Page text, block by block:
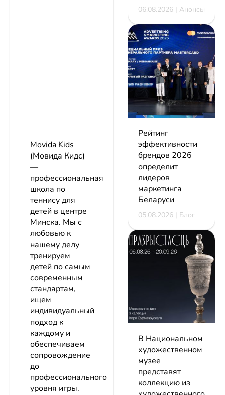
Movida Kids
(Мовида Кидс)
—
профессиональная
школа по
теннису для
детей в центре
Минска. Мы с
любовью к
нашему делу
тренируем
детей по самым
современным
стандартам,
ищем
индивидуальный
подход к
каждому и
обеспечиваем
сопровождение
до
профессионального
уровня игры.
06.08.2026 | Анонсы
Рейтинг
эффективности
брендов 2026
определит
лидеров
маркетинга
Беларуси
05.08.2026 | Блог
В Национальном
художественном
музее
представят
коллекцию из